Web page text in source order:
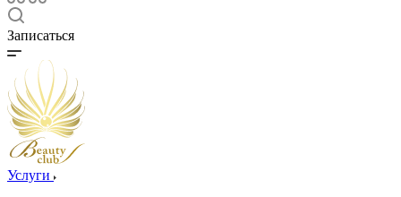
Записаться
Услуги